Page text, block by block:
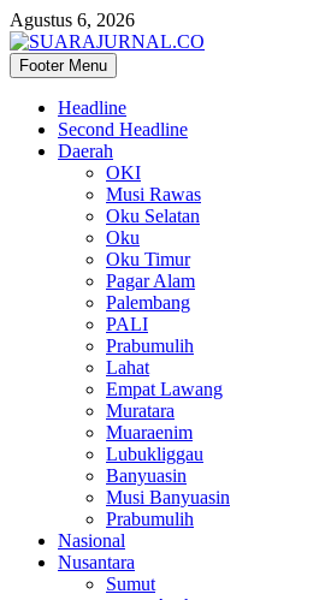
Agustus 6, 2026
SUARAJURNAL.CO
Footer Menu
Headline
Second Headline
Daerah
OKI
Musi Rawas
Oku Selatan
Oku
Oku Timur
Pagar Alam
Palembang
PALI
Prabumulih
Lahat
Empat Lawang
Muratara
Muaraenim
Lubukliggau
Banyuasin
Musi Banyuasin
Prabumulih
Nasional
Nusantara
Sumut